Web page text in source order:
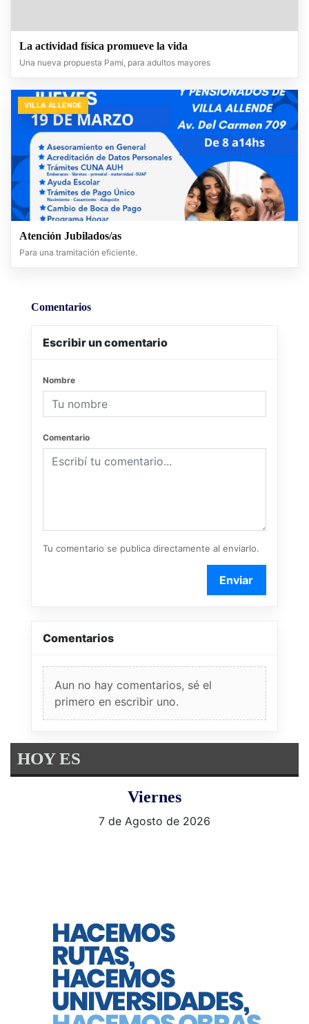
La actividad física promueve la vida
Una nueva propuesta Pami, para adultos mayores
VILLA ALLENDE
Atención Jubilados/as
Para una tramitación eficiente.
Comentarios
Escribir un comentario
Nombre
Comentario
Tu comentario se publica directamente al enviarlo.
Enviar
Comentarios
Aun no hay comentarios, sé el
primero en escribir uno.
HOY ES
Viernes
7 de Agosto de 2026